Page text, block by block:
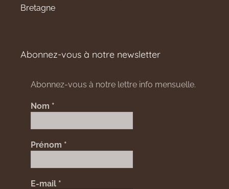
Bretagne
Abonnez-vous à notre newsletter
Abonnez-vous à notre lettre info mensuelle.
Nom *
Prénom *
E-mail *